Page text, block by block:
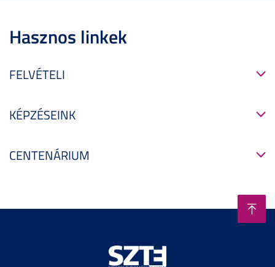
Hasznos linkek
FELVÉTELI
KÉPZÉSEINK
CENTENÁRIUM